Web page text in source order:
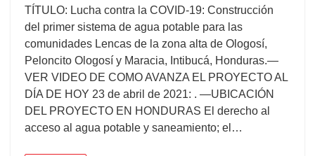
TÍTULO: Lucha contra la COVID-19: Construcción
del primer sistema de agua potable para las
comunidades Lencas de la zona alta de Ologosí,
Peloncito Ologosí y Maracia, Intibucá, Honduras.—
VER VIDEO DE COMO AVANZA EL PROYECTO AL
DÍA DE HOY 23 de abril de 2021: . —UBICACIÓN
DEL PROYECTO EN HONDURAS El derecho al
acceso al agua potable y saneamiento; el…